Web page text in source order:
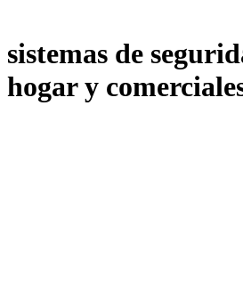
sistemas de
hogar y